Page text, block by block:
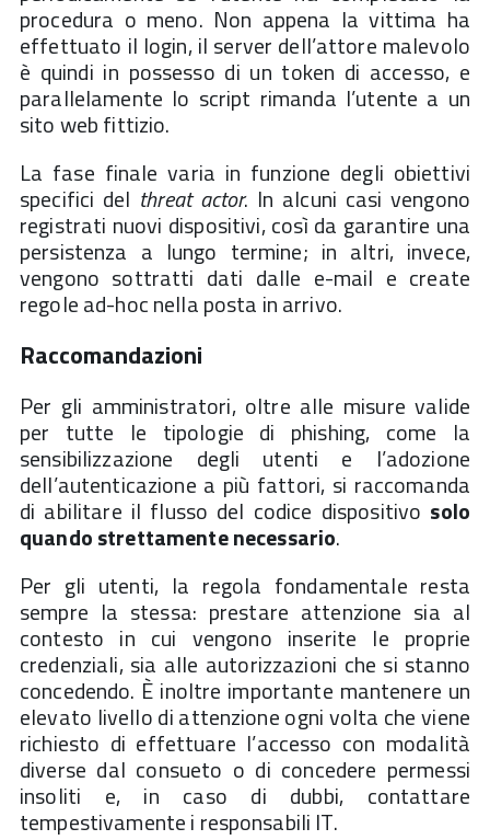
procedura o meno. Non appena la vittima ha
effettuato il login, il server dell’attore malevolo
è quindi in possesso di un token di accesso, e
parallelamente lo script rimanda l’utente a un
sito web fittizio.
La fase finale varia in funzione degli obiettivi
specifici del threat actor. In alcuni casi vengono
registrati nuovi dispositivi, così da garantire una
persistenza a lungo termine; in altri, invece,
vengono sottratti dati dalle e-mail e create
regole ad-hoc nella posta in arrivo.
Raccomandazioni
Per gli amministratori, oltre alle misure valide
per tutte le tipologie di phishing, come la
sensibilizzazione degli utenti e l’adozione
dell’autenticazione a più fattori, si raccomanda
di abilitare il flusso del codice dispositivo solo
quando strettamente necessario.
Per gli utenti, la regola fondamentale resta
sempre la stessa: prestare attenzione sia al
contesto in cui vengono inserite le proprie
credenziali, sia alle autorizzazioni che si stanno
concedendo. È inoltre importante mantenere un
elevato livello di attenzione ogni volta che viene
richiesto di effettuare l’accesso con modalità
diverse dal consueto o di concedere permessi
insoliti e, in caso di dubbi, contattare
tempestivamente i responsabili IT.